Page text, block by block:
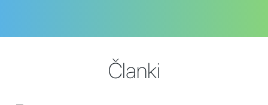
Članki